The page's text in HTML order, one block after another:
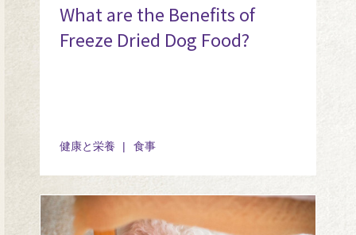
What are the Benefits of
Freeze Dried Dog Food?
健康と栄養 食事